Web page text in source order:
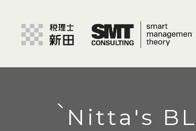
Nitta's